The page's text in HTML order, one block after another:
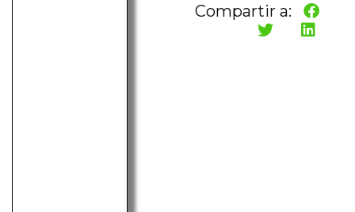
Compartir a: